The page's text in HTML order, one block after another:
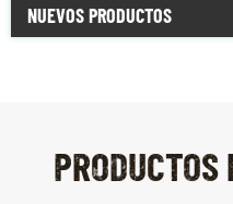
NUEVOS PRODUCTOS